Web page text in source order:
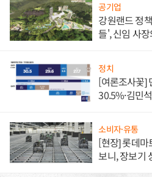
공기업
강원랜드 정
들', 신임 사
정치
[여론조사꽃]
30.5%·김민
소비자·유통
[현장] 롯데
보니, 장보기